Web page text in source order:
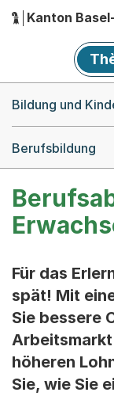
Hauptnavigation
Kanton
Bildung und
Berufsbildung
Für das
spät! Mit
Sie bessere
höheren
Sie, wie Sie